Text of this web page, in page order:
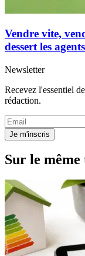
Vendre vite,
dessert les
Newsletter
Recevez l'essentiel
rédaction.
Je m'inscris
Sur le même